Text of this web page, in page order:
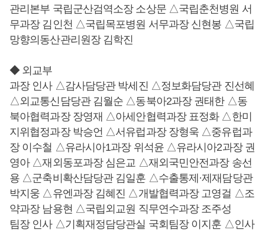
관리본부 국립군산검역소장 소상문 △국립춘천병원 서
무과장 김인천 △국립목포병원 서무과장 신현봉 △국립
망향의동산관리원장 김학진
◆ 외교부
과장 인사 △감사담당관 박세진 △정보화담당관 진선혜
△외교통신담당관 김월순 △동북아2과장 권태한 △동
북아협력과장 장영재 △아세안협력과장 표정화 △한미
지위협정과장 박승언 △서유럽과장 장형욱 △중유럽과
장 이수철 △유라시아1과장 위석윤 △유라시아2과장 권
영아 △재외동포과장 심은교 △재외국민안전과장 송선
용 △군축비확산담당관 김일훈 △수출통제·제재담당관
박지웅 △유엔과장 김혜진 △개발협력과장 고영걸 △조
약과장 남용현 △국립외교원 직무연수과장 조주성
팀장 인사 △기획재정담당관실 국회팀장 이지훈 △인사